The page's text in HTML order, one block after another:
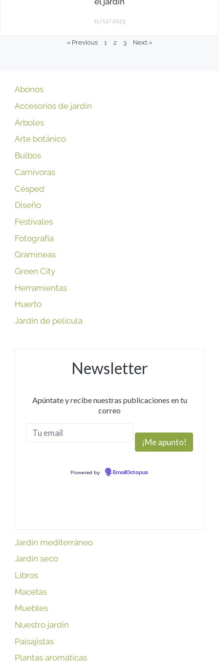
11/12/2023
« Previous 1 2 3 Next »
Abonos
Accesorios de jardín
Árboles
Arte botánico
Bulbos
Carnívoras
Césped
Diseño
Festivales
Fotografía
Gramíneas
Green City
Herramientas
Huerto
Jardín de película
Newsletter
Apúntate y recibe nuestras publicaciones en tu
correo
Powered by EmailOctopus
Jardín mediterráneo
Jardín seco
Libros
Macetas
Muebles
Nuestro jardín
Paisajistas
Plantas aromáticas